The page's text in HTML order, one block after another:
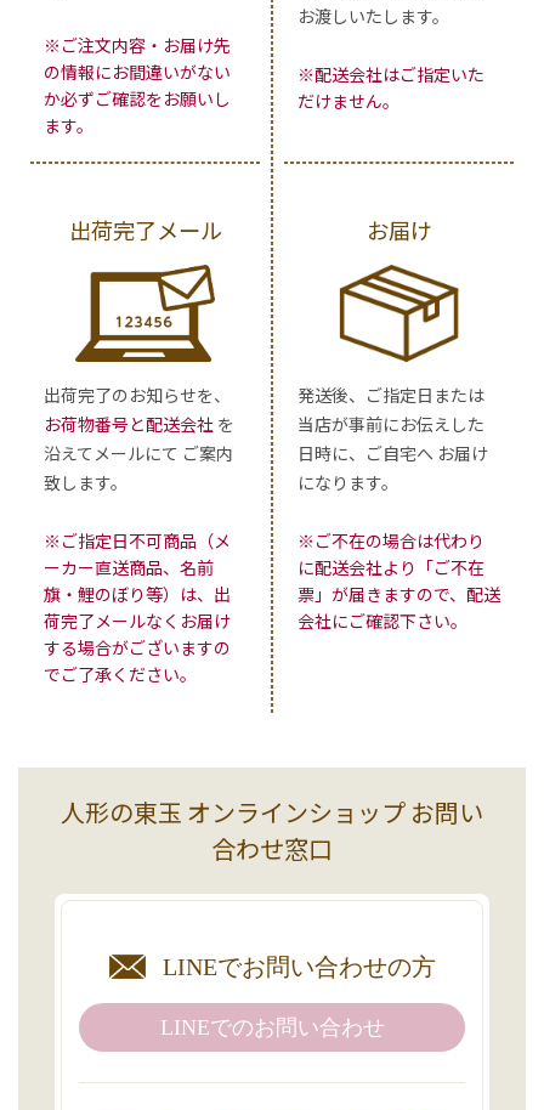
※ご注文内容・お届け先
の情報にお間違いがない
か必ずご確認をお願いし
ます。
お渡しいたします。
※配送会社はご指定いた
だけません。
出荷完了メール
出荷完了のお知らせを、
お荷物番号と配送会社 を
沿えてメールにて ご案内
致します。
※ご指定日不可商品（メ
ーカー直送商品、名前
旗・鯉のぼり等）は、出
荷完了メールなくお届け
する場合がございますの
でご了承ください。
お届け
発送後、ご指定日または
当店が事前にお伝えした
日時に、ご自宅へ お届け
になります。
※ご不在の場合は代わり
に配送会社より「ご不在
票」が届きますので、配送
会社にご確認下さい。
人形の東玉 オンラインショップ お問い
合わせ窓口
LINEでお問い合わせの方
LINEでのお問い合わせ